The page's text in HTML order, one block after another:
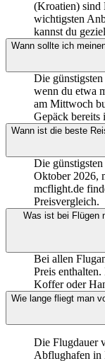
(Kroatien) sind
wichtigsten
kannst du
Wann sollte ich
Die
wenn du etwa
am Mittwoch
Gepäck bereits
Wann ist die beste
Die
Oktober 2026,
mcflight.de
Preisvergleich.
Was ist bei Flügen
Bei allen
Preis
Koffer oder
Wie lange fliegt man
Die Flugdauer
Abflughafen in